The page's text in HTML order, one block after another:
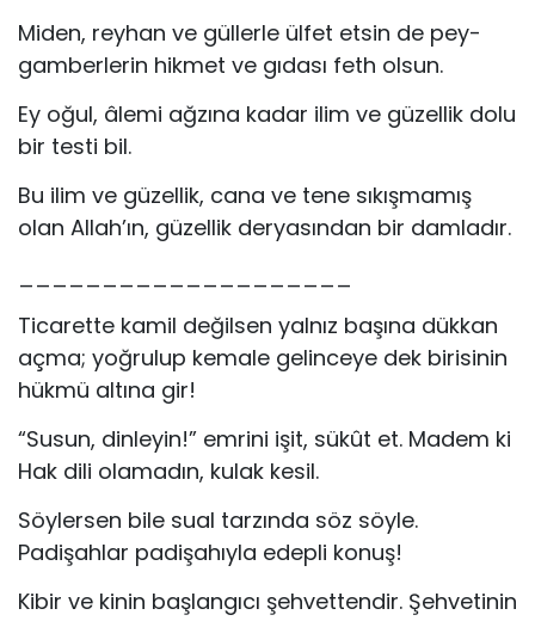
Miden, reyhan ve güllerle ülfet etsin de pey­
gamberlerin hikmet ve gıdası feth olsun.
Ey oğul, âlemi ağzına kadar ilim ve güzellik do­lu
bir testi bil.
Bu ilim ve güzellik, cana ve tene sıkışmamış
olan Allah’ın, güzellik deryasından bir damladır.
Ticarette kamil değilsen yalnız başına dükkan
açma; yoğrulup kemale gelinceye dek birisinin
hükmü altına gir!
“Susun, dinleyin!” emrini işit, sükût et. Madem ki
Hak dili olamadın, kulak kesil.
Söylersen bile sual tarzında söz söyle.
Padişahlar padişahıyla edepli konuş!
Kibir ve kinin başlangıcı şehvettendir. Şehvetinin